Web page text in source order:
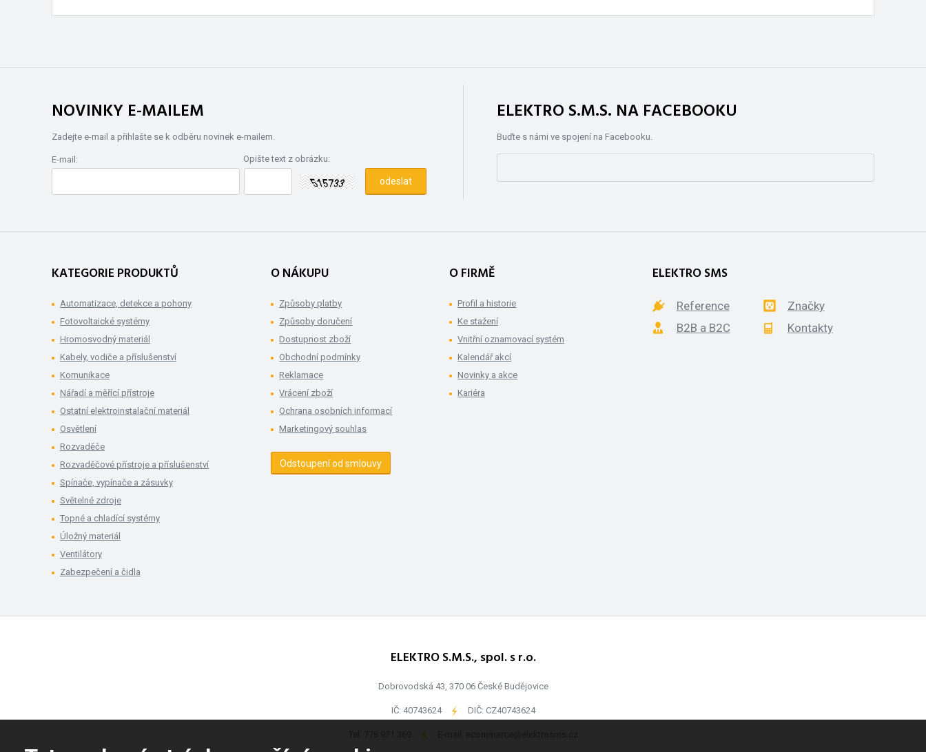
NOVINKY E-MAILEM
Zadejte e-mail a přihlašte se k odběru novinek e-mailem.
E-mail: Opište text z obrázku:
ELEKTRO S.M.S. NA FACEBOOKU
Buďte s námi ve spojení na Facebooku.
KATEGORIE PRODUKTŮ
Automatizace, detekce a pohony
Fotovoltaické systémy
Hromosvodný materiál
Kabely, vodiče a příslušenství
Komunikace
Nářadí a měřící přístroje
Ostatní elektroinstalační materiál
Osvětlení
Rozvaděče
Rozvaděčové přístroje a příslušenství
Spínače, vypínače a zásuvky
Světelné zdroje
Topné a chladící systémy
Úložný materiál
Ventilátory
Zabezpečení a čidla
O NÁKUPU
Způsoby platby
Způsoby doručení
Dostupnost zboží
Obchodní podmínky
Reklamace
Vrácení zboží
Ochrana osobních informací
Marketingový souhlas
Odstoupení od smlouvy
O FIRMĚ
Profil a historie
Ke stažení
Vnitřní oznamovací systém
Kalendář akcí
Novinky a akce
Kariéra
ELEKTRO SMS
Reference
Značky
B2B a B2C
Kontakty
ELEKTRO S.M.S., spol. s r.o.
Dobrovodská 43, 370 06 České Budějovice
IČ: 40743624 - DIČ: CZ40743624
-